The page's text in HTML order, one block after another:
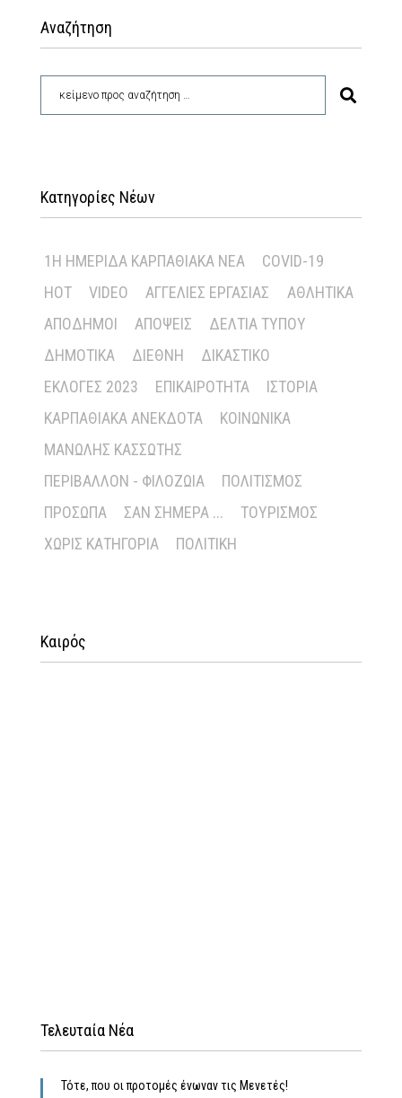
Αναζήτηση
Κατηγορίες Νέων
1Η ΗΜΕΡΊΔΑ ΚΑΡΠΑΘΙΑΚΆ ΝΈΑ
COVID-19
HOT
VIDEO ΑΓΓΕΛΊΕΣ ΕΡΓΑΣΊΑΣ
ΑΘΛΗΤΙΚΆ
ΑΠΌΔΗΜΟΙ
ΑΠΌΨΕΙΣ
ΔΕΛΤΊΑ ΤΎΠΟΥ
ΔΗΜΟΤΙΚΆ
ΔΙΕΘΝΉ
ΔΙΚΑΣΤΙΚΌ
ΕΚΛΟΓΈΣ 2023
ΕΠΙΚΑΙΡΌΤΗΤΑ
ΙΣΤΟΡΊΑ
ΚΑΡΠΑΘΙΑΚΆ ΑΝΈΚΔΟΤΑ
ΚΟΙΝΩΝΙΚΆ
ΜΑΝΏΛΗΣ ΚΑΣΣΏΤΗΣ
ΠΕΡΙΒΆΛΛΟΝ - ΦΙΛΟΖΩΊΑ
ΠΟΛΙΤΙΣΜΌΣ
ΠΡΌΣΩΠΑ
ΣΑΝ ΣΉΜΕΡΑ ...
ΤΟΥΡΙΣΜΌΣ
ΧΩΡΊΣ ΚΑΤΗΓΟΡΊΑ
ΠΟΛΙΤΙΚΉ
Καιρός
Τελευταία Νέα
Τότε, που οι προτομές ένωναν τις Μενετές!